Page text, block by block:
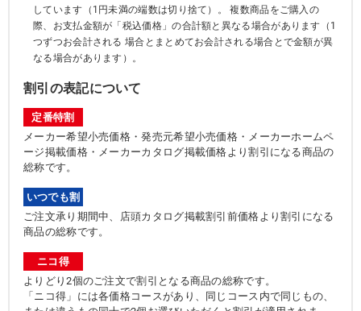
しています（1円未満の端数は切り捨て）。 複数商品をご購入の
際、お支払金額が「税込価格」の合計額と異なる場合があります（1
つずつお会計される 場合とまとめてお会計される場合とで金額が異
なる場合があります）。
割引の表記について
定番特割
メーカー希望小売価格・発売元希望小売価格・メーカーホームペ
ージ掲載価格・メーカーカタログ掲載価格より割引になる商品の
総称です。
いつでも割
ご注文承り期間中、店頭カタログ掲載割引前価格より割引になる
商品の総称です。
ニコ得
よりどり2個のご注文で割引となる商品の総称です。
「ニコ得」には各価格コースがあり、同じコース内で同じもの、